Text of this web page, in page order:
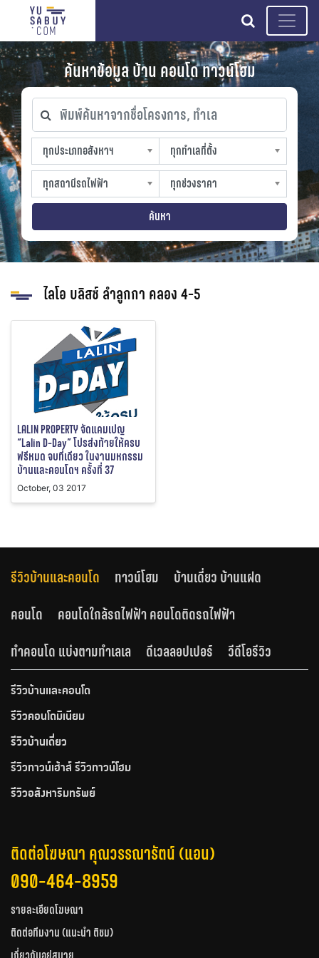
search
ค้นหาข้อมูล บ้าน คอนโด ทาวน์โฮม
พิมพ์ค้นหาจากชื่อโครงการ, ทำเล
ทุกประเภทอสังหาฯ
ทุกประเภทอสังหาฯ
sproperty
ทุกทำเลที่ตั้ง
ทุกทำเลที่ตั้ง
slocation
ทุกสถานีรถไฟฟ้า
ทุกสถานีรถไฟฟ้า
strain-station
ทุกช่วงราคา
ทุกช่วงราคา
sprice
ค้นหา
ไลโอ บลิสซ์ ลำลูกกา คลอง 4-5
LALIN PROPERTY จัดแคมเปญ
“Lalin D-Day” โปรส่งท้ายให้ครบ
ฟรีหมด จบที่เดียว ในงานมหกรรม
บ้านและคอนโดฯ ครั้งที่ 37
October, 03 2017
รีวิวบ้านและคอนโด ทาวน์โฮม
บ้านเดี่ยว บ้านแฝด
คอนโด
คอนโดใกล้รถไฟฟ้า คอนโดติดรถไฟฟ้า
ทำคอนโด แบ่งตามทำเลเล
ดีเวลลอปเปอร์ วีดีโอรีวิว
รีวิวบ้านและคอนโด
รีวิวคอนโดมิเนียม
รีวิวบ้านเดี่ยว
รีวิวทาวน์เฮ้าส์ รีวิวทาวน์โฮม
รีวิวอสังหาริมทรัพย์
ติดต่อโฆษณา คุณวรรณารัตน์ (แอน)
090-464-8959
รายละเอียดโฆษณา
ติดต่อทีมงาน (แนะนำ ติชม)